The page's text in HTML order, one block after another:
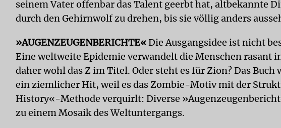
seinem Vater offenbar das Talent geerbt hat, altbekannte
durch den Gehirnwolf zu drehen, bis sie völlig anders
»AUGENZEUGENBERICHTE«Die Ausgangsidee ist nicht
Eine weltweite Epidemie verwandelt die Menschen rasant
daher wohl das Z im Titel. Oder steht es für Zion? Das Buch
ein ziemlicher Hit, weil es das Zombie-Motiv mit der
History«-Methode verquirlt: Diverse
zu einem Mosaik des Weltuntergangs.